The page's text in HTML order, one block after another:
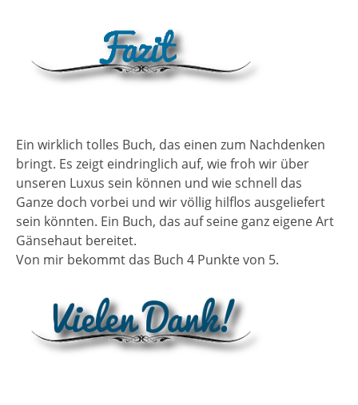
Ein wirklich tolles Buch, das einen zum Nachdenken
bringt. Es zeigt eindringlich auf, wie froh wir über
unseren Luxus sein können und wie schnell das
Ganze doch vorbei und wir völlig hilflos ausgeliefert
sein könnten. Ein Buch, das auf seine ganz eigene Art
Gänsehaut bereitet.
Von mir bekommt das Buch 4 Punkte von 5.